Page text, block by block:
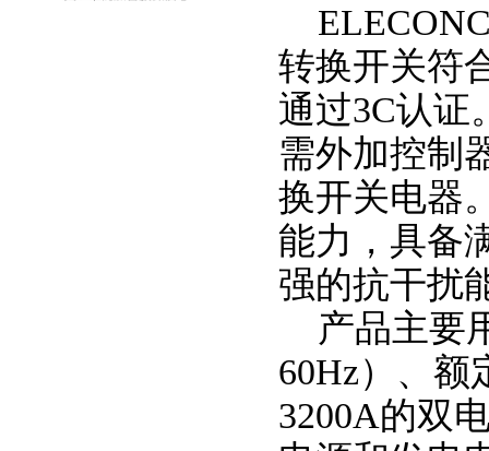
转换开关符
通过3C认证
需外加控制
换开关电器
能力，具备
强的抗干扰
产品主要
60Hz）、额
3200A的双